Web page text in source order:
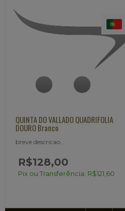
QUINTA DO VALLADO QUADRIFOLIA
DOURO Branco
breve descricao..
R$128,00
Pix ou Transferência: R$121,60